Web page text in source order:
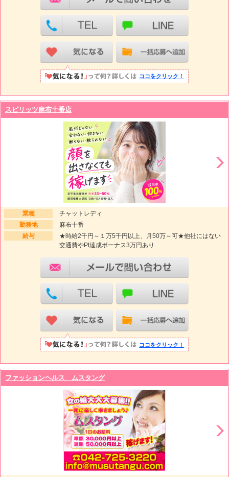
ココをクリック！
スピリッツ麻布十番店
業種
チャットレディ
勤務地
麻布十番
給与
★時給2千円～１万5千円以上、月50万～可★他社にはない
交通費やPt達成ボーナス3万円あり
ココをクリック！
ファッションヘルス ムスタング